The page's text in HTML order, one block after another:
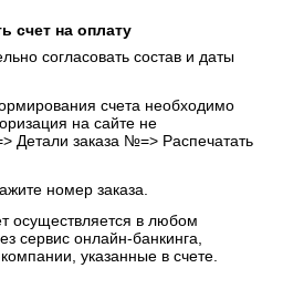
даты доставки и направит
почту.
осуществляется в любом
сервис онлайн-банкинга,
указанные в счете.
счетна оплату
счета необходимо
на сайте не
Детали заказа №=> Распечатать